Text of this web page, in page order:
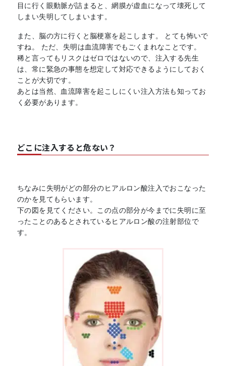
目に行く眼動脈が詰まると、網膜が虚血になって壊死して
しまい失明してしまいます。
また、脳の方に行くと脳梗塞を起こします。 とても怖いで
すね。 ただ、失明は血流障害でもごくまれなことです。
稀と言ってもリスクはゼロではないので、注入する先生
は、常に緊急の事態を想定して対応できるようにしておく
ことが大切です。
あとは当然、血流障害を起こしにくい注入方法も知ってお
く必要があります。
どこに注入すると危ない？
ちなみに失明がどの部分のヒアルロン酸注入でおこなった
のかを見てもらいます。
下の図を見てください。この点の部分が今までに失明に至
ったことのあるとされているヒアルロン酸の注射部位で
す。